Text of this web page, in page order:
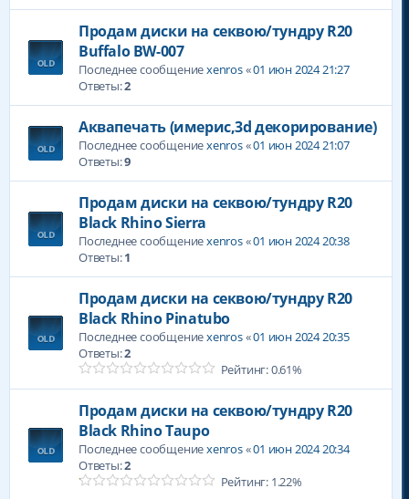
Продам диски на секвою/тундру R20
Buffalo BW-007
Последнее сообщениеxenros«01 июн 2024 21:27
Ответы:2
Аквапечать (имерис,3d декорирование)
Последнее сообщениеxenros«01 июн 2024 21:07
Ответы:9
Продам диски на секвою/тундру R20
Black Rhino Sierra
Последнее сообщениеxenros«01 июн 2024 20:38
Ответы:1
Продам диски на секвою/тундру R20
Black Rhino Pinatubo
Последнее сообщениеxenros«01 июн 2024 20:35
Ответы:2
Рейтинг: 0.61%
Продам диски на секвою/тундру R20
Black Rhino Taupo
Последнее сообщениеxenros«01 июн 2024 20:34
Ответы:2
Рейтинг: 1.22%